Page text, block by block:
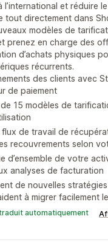
et réduire
tout directement dans
modèles de
prenez en charge des
d’achats physiques
récurrents.
des clients avec
de paiement
15 modèles de
de travail de
recouvrements selon
d’ensemble de votre
analyses de facturation
de nouvelles
à migrer facilement
automatiquement